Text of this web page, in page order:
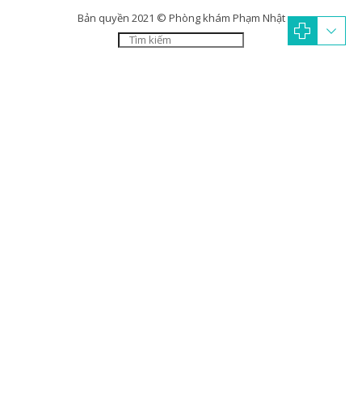
Bản quyền 2021 © Phòng khám Phạm Nhật